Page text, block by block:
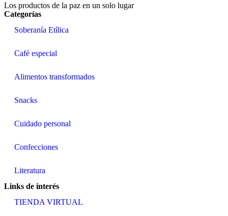
Los productos de la paz en un solo lugar
Categorías
Soberanía Etílica
Café especial
Alimentos transformados
Snacks
Cuidado personal
Confecciones
Literatura
Links de interés
TIENDA VIRTUAL